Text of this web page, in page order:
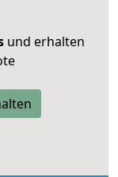
und erhalten